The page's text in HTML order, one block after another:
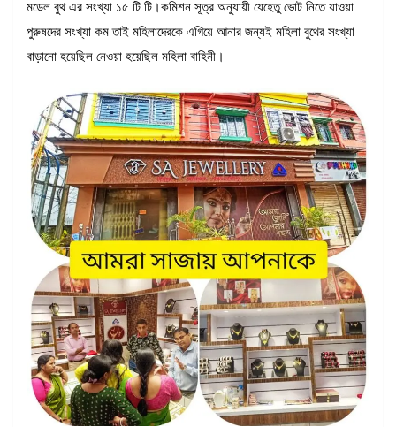
মডেল বুথ এর সংখ্যা ১৫ টি টি।কমিশন সূত্র অনুযায়ী যেহেতু ভোট নিতে যাওয়া
পুরুষদের সংখ্যা কম তাই মহিলাদেরকে এগিয়ে আনার জন্যই মহিলা বুথের সংখ্যা
বাড়ানো হয়েছিল নেওয়া হয়েছিল মহিলা বাহিনী।